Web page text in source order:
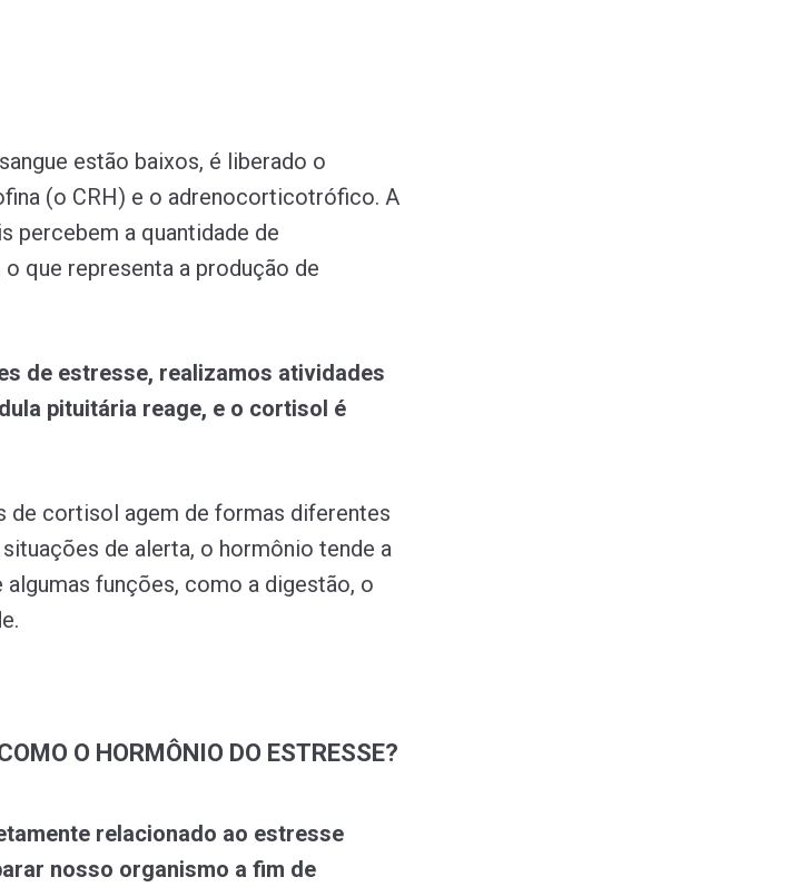
estão baixos, é liberado o
(o CRH) e o adrenocorticotrófico. A
percebem a quantidade de
que representa a produção de
de estresse, realizamos atividades
pituitária reage, e o cortisol é
de cortisol agem de formas diferentes
de alerta, o hormônio tende a
funções, como a digestão, o
O HORMÔNIO DO ESTRESSE?
relacionado ao estresse
nosso organismo a fim de